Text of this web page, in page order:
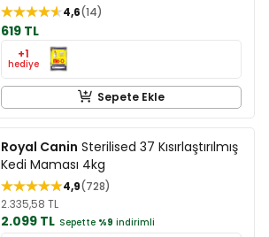
4,6 14
619 TL
+1
hediye
Sepete Ekle
Royal Canin Sterilised 37 Kısırlaştırılmış
Kedi Maması 4kg
4,9 728
2.335,58 TL
2.099 TL Sepette %9 indirimli